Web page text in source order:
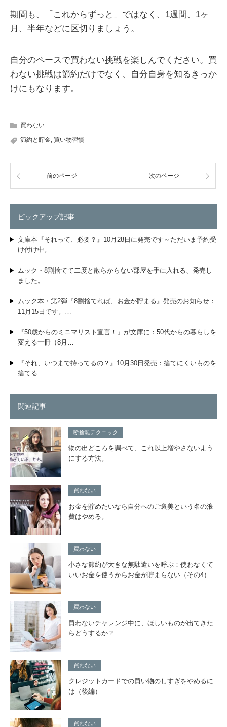
期間も、「これからずっと」ではなく、1週間、1ヶ
月、半年などに区切りましょう。
自分のペースで買わない挑戦を楽しんでください。買
わない挑戦は節約だけでなく、自分自身を知るきっか
けにもなります。
買わない
節約と貯金, 買い物習慣
前のページ 次のページ
ピックアップ記事
文庫本『それって、必要？』10月28日に発売です～ただいま予約受
け付け中。
ムック・8割捨てて二度と散らからない部屋を手に入れる、発売し
ました。
ムック本・第2弾『8割捨てれば、お金が貯まる』発売のお知らせ：
11月15日です。…
『50歳からのミニマリスト宣言！』が文庫に：50代からの暮らしを
変える一冊（8月…
『それ、いつまで持ってるの？』10月30日発売：捨てにくいものを
捨てる
関連記事
断捨離テクニック
物の出どころを調べて、これ以上増やさないよう
にする方法。
買わない
お金を貯めたいなら自分へのご褒美という名の浪
費はやめる。
買わない
小さな節約が大きな無駄遣いを呼ぶ：使わなくて
いいお金を使うからお金が貯まらない（その4）
買わない
買わないチャレンジ中に、ほしいものが出てきた
らどうするか？
買わない
クレジットカードでの買い物のしすぎをやめるに
は（後編）
買わない